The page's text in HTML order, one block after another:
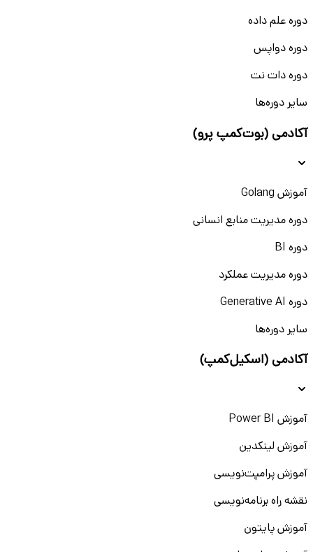
دوره علم داده
دوره دواپس
دوره دات نت
سایر دوره‌ها
آکادمی (بوت‌کمپ پرو)
آموزش Golang
دوره مدیریت منابع انسانی
دوره BI
دوره مدیریت عملکرد
دوره Generative AI
سایر دوره‌ها
آکادمی (اسکیل‌کمپ)
آموزش Power BI
آموزش لینکدین
آموزش پرامپت‌نویسی
نقشه راه برنامه‌نویسی
آموزش پایتون